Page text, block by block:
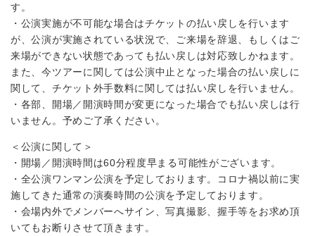
す。
・公演実施が不可能な場合はチケットの払い戻しを行います
が、公演が実施されている状況で、ご来場を辞退、もしくはご
来場ができない状態であっても払い戻しは対応致しかねます。
また、今ツアーに関しては公演中止となった場合の払い戻しに
関して、チケット外手数料に関しては払い戻しを行いません。
・各部、開場／開演時間が変更になった場合でも払い戻しは行
いません。予めご了承ください。
＜公演に関して＞
・開場／開演時間は60分程度早まる可能性がございます。
・全公演ワンマン公演を予定しております。コロナ禍以前に実
施してきた通常の演奏時間の公演を予定しております。
・会場内外でメンバーへサイン、写真撮影、握手等をお求め頂
いてもお断りさせて頂きます。